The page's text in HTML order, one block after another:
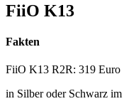
FiiO K13
Fakten
FiiO K13 R2R: 319 Euro
in Silber oder Schwarz im